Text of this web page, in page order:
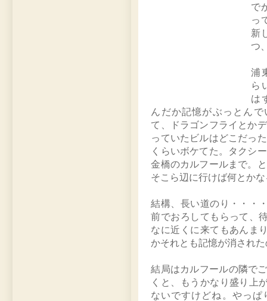
で
っ
新
つ
浦
ら
は
んだか記憶がぶっとんで
て、ドラゴンフライとか
っていたビルはどこだっ
くらいボケてた。タクシ
金橋のカルフールまで。
そこら辺に行けば何とか
結構、長い道のり・・・
前でおろしてもらって、
なに近くに来てもあんま
かそれとも記憶が消され
結局はカルフールの隣で
くと、もうかなり盛り上
ないですけどね。やっぱ